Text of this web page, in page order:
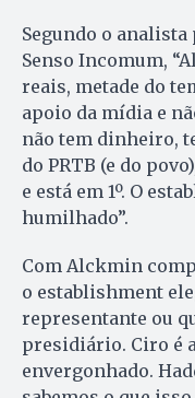
Segundo o
Senso Incomum,
reais, metade do
apoio da mídia e
não tem dinheiro,
do PRTB (e do
e está em 1º. O
humilhado”.
Com Alckmin
o establishment
representante ou
presidiário. Ciro é
envergonhado.